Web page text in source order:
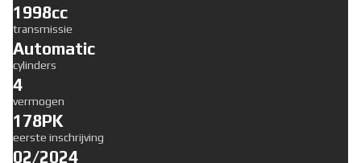
1998cc
transmissie
Automatic
cylinders
4
vermogen
178PK
eerste inschrijving
02/2024